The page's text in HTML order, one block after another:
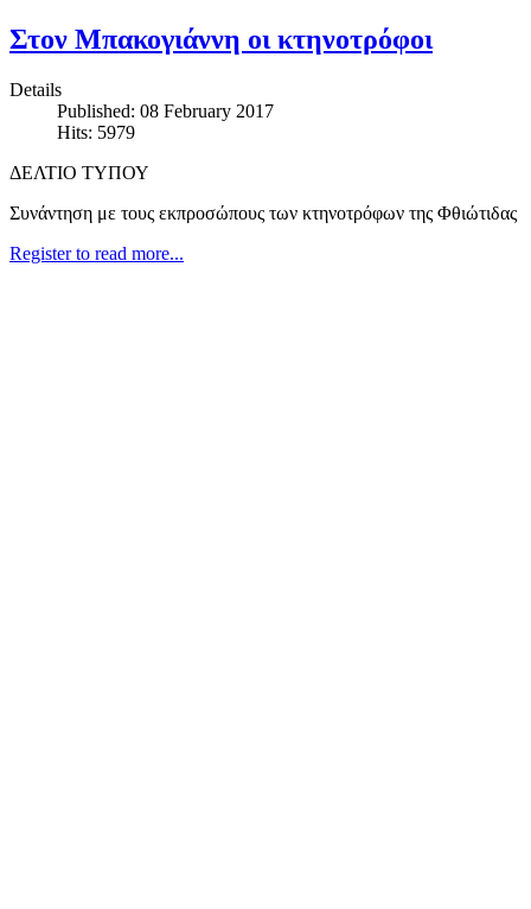
Στον Μπακογιάννη οι κτηνοτρόφοι
Details
Published: 08 February 2017
Hits: 5979
ΔΕΛΤΙΟ ΤΥΠΟΥ
Συνάντηση με τους εκπροσώπους των κτηνοτρόφων της Φθιώτιδας
Register to read more...